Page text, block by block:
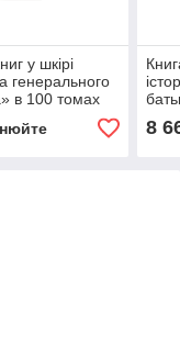
у шкірі
генерального
в 100 томах
8